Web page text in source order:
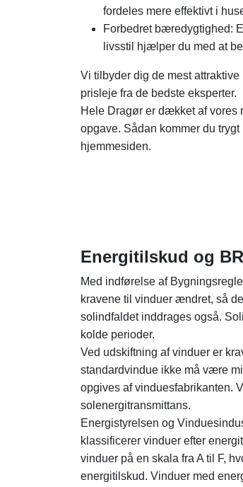
fordeles mere effektivt i
Forbedret bæredygtighed:
livsstil hjælper du med at
Vi tilbyder dig de mest
prisleje fra de bedste eksperter.
Hele Dragør er dækket af vores
opgave. Sådan kommer du
hjemmesiden.
Energitilskud og
Med indførelse af
kravene til vinduer ændret, så
solindfaldet inddrages også.
kolde perioder.
Ved udskiftning af vinduer er
standardvindue ikke må være
opgives af vinduesfabrikanten.
solenergitransmittans.
Energistyrelsen og
klassificerer vinduer efter
vinduer på en skala fra A til F,
energitilskud. Vinduer med